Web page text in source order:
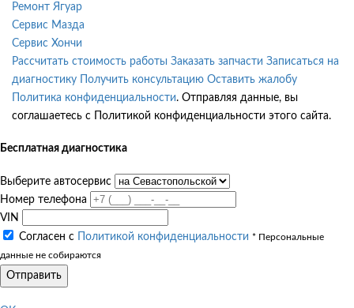
Ремонт Ягуар
Сервис Мазда
Сервис Хончи
Рассчитать стоимость работы Заказать запчасти Записаться на
диагностику
Получить консультацию Оставить жалобу
Политика конфиденциальности. Отправляя данные, вы
соглашаетесь с Политикой конфиденциальности этого сайта.
Бесплатная диагностика
Выберите автосервис
Номер телефона
VIN
Согласен с
Политикой конфиденциальности * Персональные
данные не собираются
Отправить